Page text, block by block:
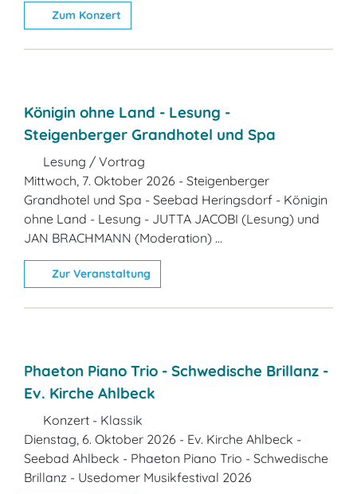
Zum Konzert
Königin ohne Land - Lesung -
Steigenberger Grandhotel und Spa
Lesung / Vortrag
Mittwoch, 7. Oktober 2026 - Steigenberger
Grandhotel und Spa - Seebad Heringsdorf - Königin
ohne Land - Lesung - JUTTA JACOBI (Lesung) und
JAN BRACHMANN (Moderation) ...
Zur Veranstaltung
Phaeton Piano Trio - Schwedische Brillanz -
Ev. Kirche Ahlbeck
Konzert - Klassik
Dienstag, 6. Oktober 2026 - Ev. Kirche Ahlbeck -
Seebad Ahlbeck - Phaeton Piano Trio - Schwedische
Brillanz - Usedomer Musikfestival 2026